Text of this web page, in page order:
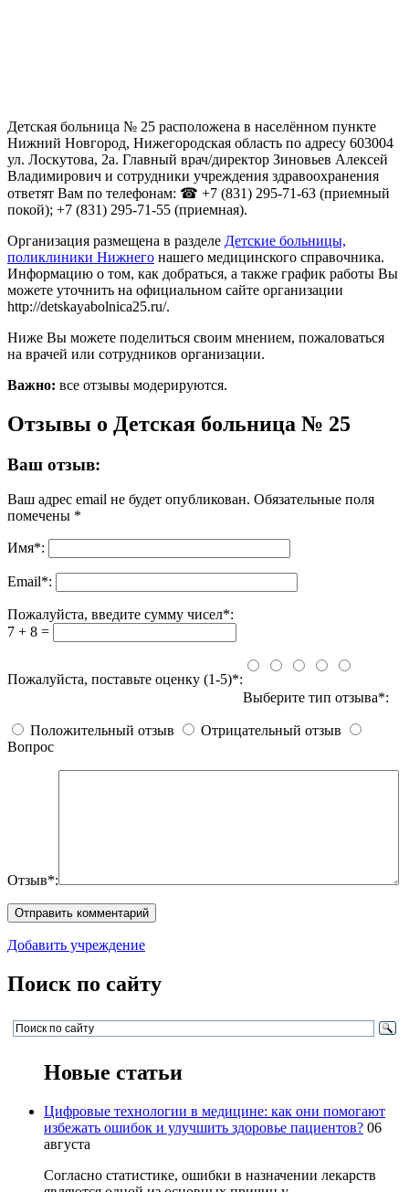
Детская больница № 25 расположена в населённом пункте
Нижний Новгород, Нижегородская область по адресу 603004
ул. Лоскутова, 2а. Главный врач/директор Зиновьев Алексей
Владимирович и сотрудники учреждения здравоохранения
ответят Вам по телефонам: ☎ +7 (831) 295-71-63 (приемный
покой); +7 (831) 295-71-55 (приемная).
Организация размещена в разделе Детские больницы,
поликлиники Нижнего нашего медицинского справочника.
Информацию о том, как добраться, а также график работы Вы
можете уточнить на официальном сайте организации
http://detskayabolnica25.ru/.
Ниже Вы можете поделиться своим мнением, пожаловаться
на врачей или сотрудников организации.
Важно: все отзывы модерируются.
Отзывы о Детская больница № 25
Ваш отзыв:
Ваш адрес email не будет опубликован. Обязательные поля
помечены *
Имя*:
Email*:
Пожалуйста, введите сумму чисел*:
7 + 8 =
Пожалуйста, поставьте оценку (1-5)*:
Выберите тип отзыва*:
Положительный отзыв
Отрицательный отзыв
Вопрос
Отзыв*:
Добавить учреждение
Поиск по сайту
Новые статьи
Цифровые технологии в медицине: как они помогают
избежать ошибок и улучшить здоровье пациентов? 06
августа
Согласно статистике, ошибки в назначении лекарств